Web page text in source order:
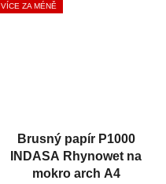
VÍCE ZA MÉNĚ
Brusný papír P1000
INDASA Rhynowet na
mokro arch A4